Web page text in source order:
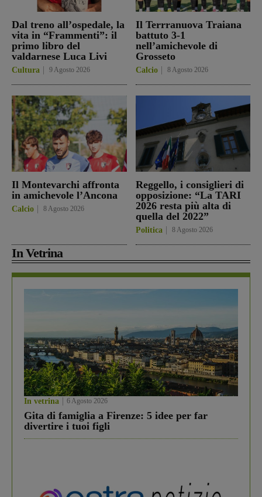
Dal treno all’ospedale, la
vita in “Frammenti”: il
primo libro del
valdarnese Luca Livi
Cultura 9 Agosto 2026
Il Terrranuova Traiana
battuto 3-1
nell’amichevole di
Grosseto
Calcio 8 Agosto 2026
Il Montevarchi affronta
in amichevole l’Ancona
Calcio 8 Agosto 2026
Reggello, i consiglieri di
opposizione: “La TARI
2026 resta più alta di
quella del 2022”
Politica 8 Agosto 2026
In Vetrina
In vetrina 6 Agosto 2026
Gita di famiglia a Firenze: 5 idee per far
divertire i tuoi figli